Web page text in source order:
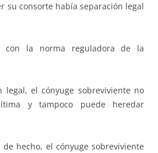
su consorte había separación legal
con la norma reguladora de la
legal, el cónyuge sobreviviente no
y tampoco puede heredar
de hecho, el cónyuge sobreviviente